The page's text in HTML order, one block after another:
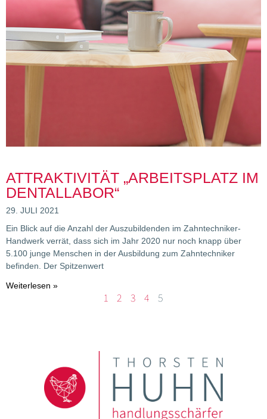
ATTRAKTIVITÄT „ARBEITSPLATZ IM
DENTALLABOR“
29. JULI 2021
Ein Blick auf die Anzahl der Auszubildenden im Zahntechniker-
Handwerk verrät, dass sich im Jahr 2020 nur noch knapp über
5.100 junge Menschen in der Ausbildung zum Zahntechniker
befinden. Der Spitzenwert
Weiterlesen »
1 2 3 4 5